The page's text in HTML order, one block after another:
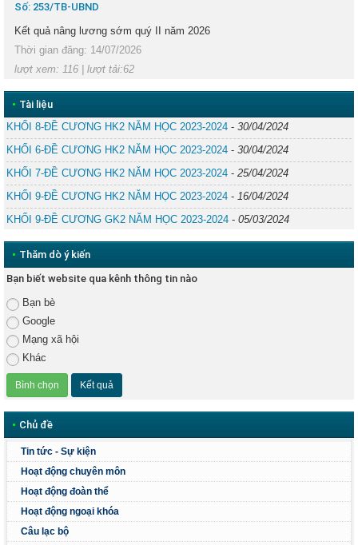
Số: 253/TB-UBND
Kết quả nâng lương sớm quý II năm 2026
Thời gian đăng: 14/07/2026
lượt xem: 116 | lượt tải:62
• Tài liệu
KHỐI 8-ĐỀ CƯƠNG HK2 NĂM HỌC 2023-2024 - 30/04/2024
KHỐI 6-ĐỀ CƯƠNG HK2 NĂM HỌC 2023-2024 - 30/04/2024
KHỐI 7-ĐỀ CƯƠNG HK2 NĂM HỌC 2023-2024 - 25/04/2024
KHỐI 9-ĐỀ CƯƠNG HK2 NĂM HỌC 2023-2024 - 16/04/2024
KHỐI 9-ĐỀ CƯƠNG GK2 NĂM HỌC 2023-2024 - 05/03/2024
• Thăm dò ý kiến
Bạn biết website qua kênh thông tin nào
Bạn bè
Google
Mạng xã hội
Khác
• Chủ đề
Tin tức - Sự kiện
Hoạt động chuyên môn
Hoạt động đoàn thể
Hoạt động ngoại khóa
Câu lạc bộ